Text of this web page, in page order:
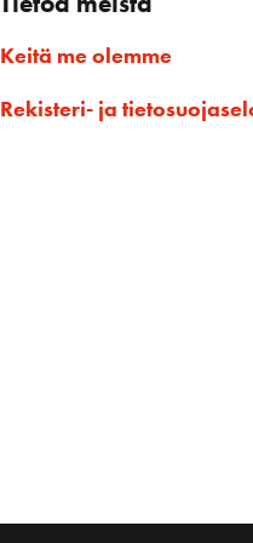
Keitä me olemme
Rekisteri- ja